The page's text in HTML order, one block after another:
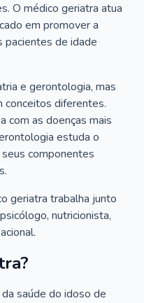
O médico geriatra atua
em promover a
pacientes de idade
e gerontologia, mas
diferentes.
com as doenças mais
estuda o
componentes
geriatra trabalha junto
nutricionista,
saúde do idoso de